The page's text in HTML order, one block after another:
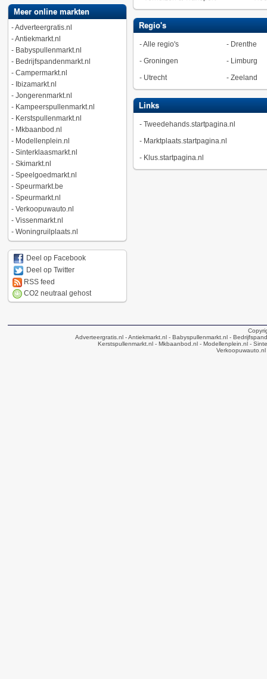
Meer online markten
-Adverteergratis.nl
-Antiekmarkt.nl
- Babyspullenmarkt.nl
- Bedrijfspandenmarkt.nl
- Campermarkt.nl
- Ibizamarkt.nl
- Jongerenmarkt.nl
- Kampeerspullenmarkt.nl
- Kerstspullenmarkt.nl
- Mkbaanbod.nl
- Modellenplein.nl
- Sinterklaasmarkt.nl
- Skimarkt.nl
- Speelgoedmarkt.nl
- Speurmarkt.be
- Speurmarkt.nl
- Verkoopuwauto.nl
- Vissenmarkt.nl
- Woningruilplaats.nl
Deel op Facebook
Deel op Twitter
RSS feed
CO2 neutraal gehost
Regio's
-Alle regio's - Drenthe
- Groningen - Limburg
- Utrecht - Zeeland
Links
- Tweedehands.startpagina.nl
- Marktplaats.startpagina.nl
- Klus.startpagina.nl
Adverteergratis.nl - Antiekmarkt.nl - Babyspullenmarkt.nl -
Kerstspullenmarkt.nl- Mkbaanbod.nl- Modellenplein.nl-
Verkoopuwauto.nl